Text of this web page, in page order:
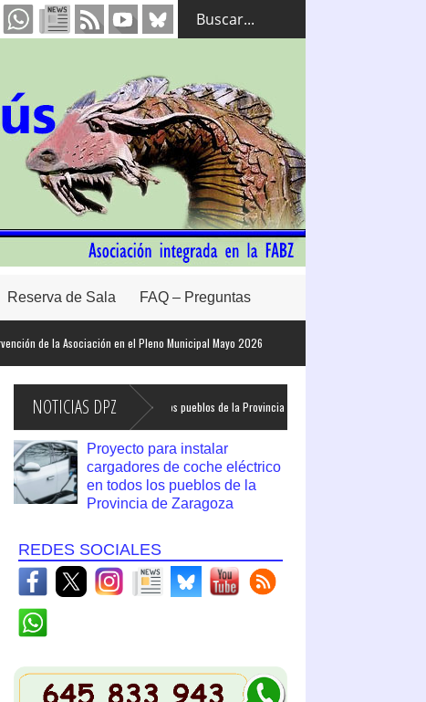
Reserva de Sala FAQ – Preguntas
de la Asociación en el Pleno Municipal Mayo 2026
NOTICIAS DPZ
de coche eléctrico en todos los pueblos de la Provincia de Zaragoza
Proyecto para instalar
cargadores de coche eléctrico
en todos los pueblos de la
Provincia de Zaragoza
REDES SOCIALES